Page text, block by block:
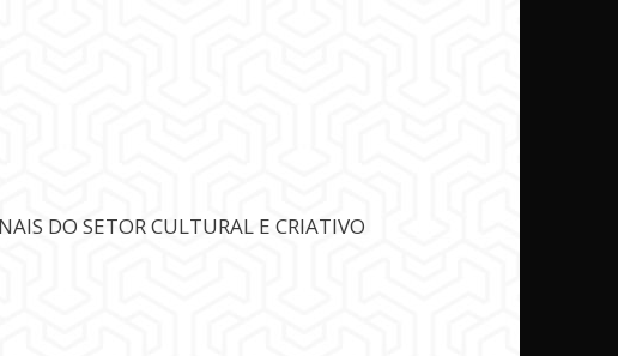
DO SETOR CULTURAL E CRIATIVO